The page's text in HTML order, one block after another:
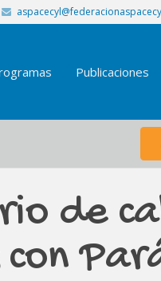
Publicaciones
de